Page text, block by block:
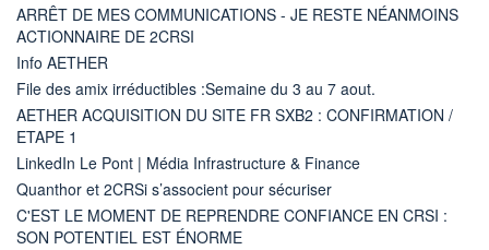
ARRÊT DE MES COMMUNICATIONS - JE RESTE NÉANMOINS
ACTIONNAIRE DE 2CRSI
Info AETHER
File des amix irréductibles :Semaine du 3 au 7 aout.
AETHER ACQUISITION DU SITE FR SXB2 : CONFIRMATION /
ETAPE 1
LinkedIn Le Pont | Média Infrastructure & Finance
Quanthor et 2CRSi s’associent pour sécuriser
C'EST LE MOMENT DE REPRENDRE CONFIANCE EN CRSI :
SON POTENTIEL EST ÉNORME